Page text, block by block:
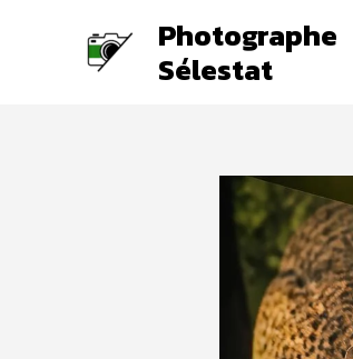
Photographe
Sélestat